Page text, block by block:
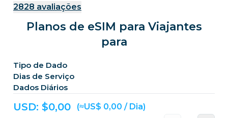
2828 avaliações
Planos de eSIM para Viajantes
para
Tipo de Dado
Dias de Serviço
Dados Diários
USD: $0,00 (≈US$ 0,00 / Dia)